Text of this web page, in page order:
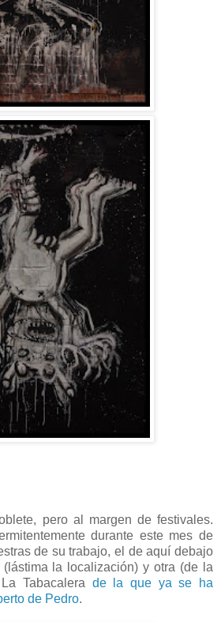
pero al margen de festivales.
durante este mes de
de su trabajo, el de aquí debajo
la localización) y otra (de la
Tabacalera de la que ya se ha
de Pedro.